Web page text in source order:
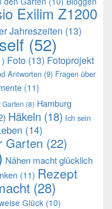
Exilim Z1200
Jahreszeiten (13)
(52)
Foto (13) Fotoprojekt
Antworten (9) Fragen über
(11)
Garten (8) Hamburg
Häkeln (18) Ich sein
(14)
Garten (22)
Nähen macht glücklich
(11) Rezept
(28)
Glück (10)